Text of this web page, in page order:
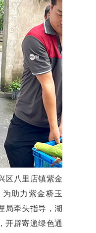
区八里店镇紫金
助力紫金桥玉
局牵头指导，湖
开辟寄递绿色通